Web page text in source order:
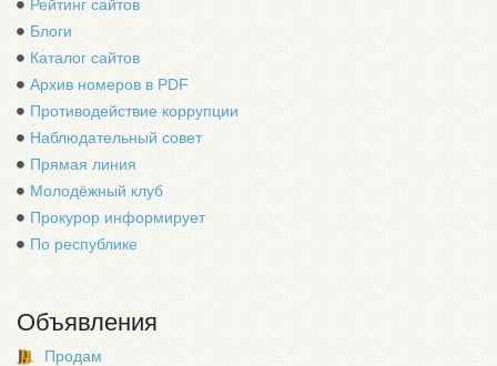
Рейтинг сайтов
Блоги
Каталог сайтов
Архив номеров в PDF
Противодействие коррупции
Наблюдательный совет
Прямая линия
Молодёжный клуб
Прокурор информирует
По республике
Объявления
Продам